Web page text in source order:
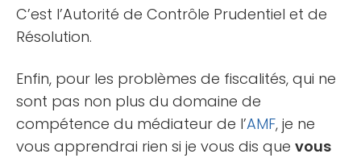
C’est l’Autorité de Contrôle Prudentiel et de
Résolution.
Enfin, pour les problèmes de fiscalités, qui ne
sont pas non plus du domaine de
compétence du médiateur de l’AMF, je ne
vous apprendrai rien si je vous dis que vous